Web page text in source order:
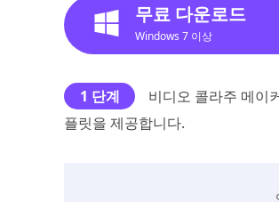
무료 다운로드
Windows 7 이상
1 단계 비디오 콜라주 메이
플릿을 제공합니다.